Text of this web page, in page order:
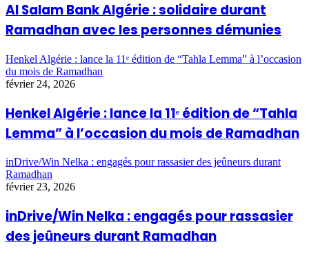
Al Salam Bank Algérie : solidaire durant
Ramadhan avec les personnes démunies
Henkel Algérie : lance la 11ᵉ édition de “Tahla Lemma” à l’occasion
du mois de Ramadhan
février 24, 2026
Henkel Algérie : lance la 11ᵉ édition de “Tahla
Lemma” à l’occasion du mois de Ramadhan
inDrive/Win Nelka : engagés pour rassasier des jeûneurs durant
Ramadhan
février 23, 2026
inDrive/Win Nelka : engagés pour rassasier
des jeûneurs durant Ramadhan